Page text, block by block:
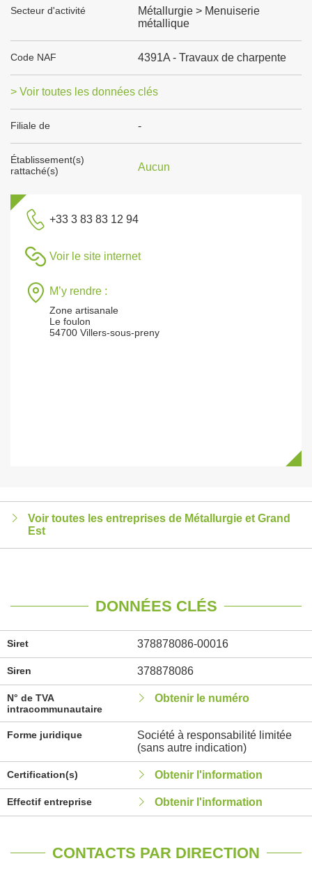
Secteur d'activité
Métallurgie > Menuiserie
métallique
Code NAF 4391A - Travaux de charpente
> Voir toutes les données clés
Filiale de -
Établissement(s)
rattaché(s)
Aucun
+33 3 83 83 12 94
Voir le site internet
M’y rendre :
Zone artisanale
Le foulon
54700 Villers-sous-preny
Voir toutes les entreprises de Métallurgie et Grand
Est
DONNÉES CLÉS
Siret 378878086-00016
Siren 378878086
N° de TVA
intracommunautaire
Obtenir le numéro
Forme juridique
Société à responsabilité limitée
(sans autre indication)
Certification(s) Obtenir l'information
Effectif entreprise Obtenir l'information
CONTACTS PAR DIRECTION